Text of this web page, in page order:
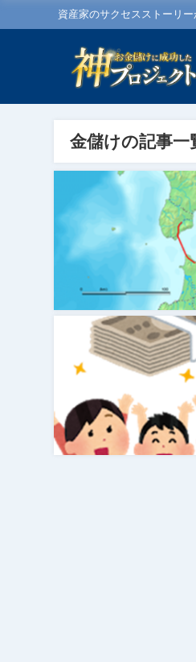
資産家のサクセスストーリ
金儲けの記事一